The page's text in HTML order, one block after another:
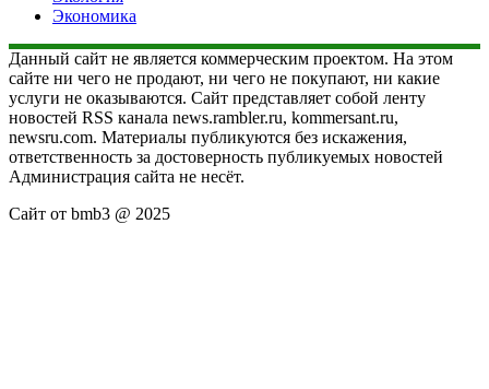
Экономика
Данный сайт не является коммерческим проектом. На этом
сайте ни чего не продают, ни чего не покупают, ни какие
услуги не оказываются. Сайт представляет собой ленту
новостей RSS канала news.rambler.ru, kommersant.ru,
newsru.com. Материалы публикуются без искажения,
ответственность за достоверность публикуемых новостей
Администрация сайта не несёт.
Сайт от bmb3 @ 2025